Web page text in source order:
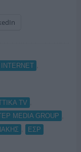
INTERNET
TV
MEDIA GROUP
ΕΣΡ